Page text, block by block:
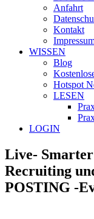
Anfahrt
Kontakt
WISSEN
Blog
Hotspot
LESEN
LOGIN
Live-
Recruiting
POSTING -